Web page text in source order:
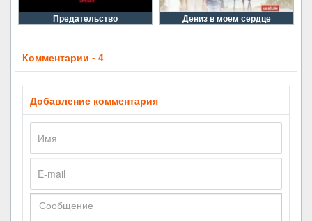
Предательство Дениз в моем сердце
Комментарии - 4
Добавление комментария